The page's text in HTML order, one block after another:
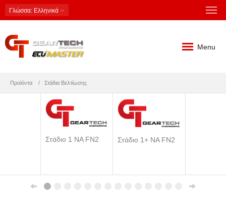
Γλώσσα: Ελληνικά
Menu
Προϊόντα Στάδια Βελτίωσης
Στάδιο 1 NA FN2 Στάδιο 1+ NA FN2